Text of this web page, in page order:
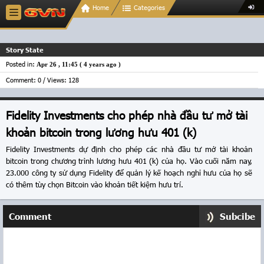
Home Categories
Story State
Posted in: Apr 26 , 11:45 ( 4 years ago )
Comment: 0 / Views: 128
Fidelity Investments cho phép nhà đầu tư mở tài
khoản bitcoin trong lương hưu 401 (k)
Fidelity Investments dự định cho phép các nhà đầu tư mở tài khoản
bitcoin trong chương trình lương hưu 401 (k) của họ. Vào cuối năm nay,
23.000 công ty sử dụng Fidelity để quản lý kế hoạch nghỉ hưu của họ sẽ
có thêm tùy chọn Bitcoin vào khoản tiết kiệm hưu trí.
Comment Subcibe